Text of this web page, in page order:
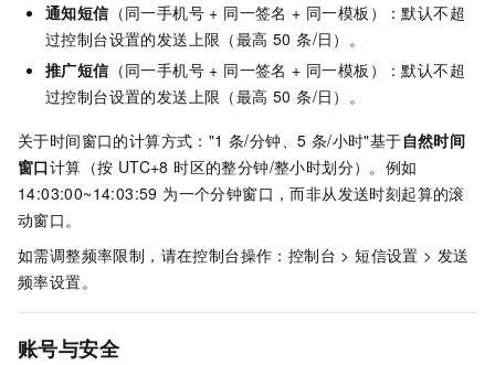
通知短信（同一手机号 + 同一签名 + 同一模板）：默认不超
过控制台设置的发送上限（最高 50 条/日）。
推广短信（同一手机号 + 同一签名 + 同一模板）：默认不超
过控制台设置的发送上限（最高 50 条/日）。
关于时间窗口的计算方式："1 条/分钟、5 条/小时"基于自然时间
窗口计算（按 UTC+8 时区的整分钟/整小时划分）。例如
14:03:00~14:03:59 为一个分钟窗口，而非从发送时刻起算的滚
动窗口。
如需调整频率限制，请在控制台操作：控制台 > 短信设置 > 发送
频率设置。
账号与安全